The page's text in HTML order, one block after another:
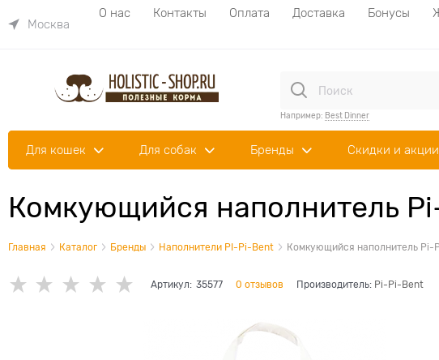
Москва
О нас Контакты Оплата Доставка Бонусы
Например: Best Dinner
Для кошек Для собак Бренды Скидки и акции
Комкующийся наполнитель
Главная Каталог Бренды Наполнители PI-Pi-Bent Комкующийся наполнитель Pi-
Артикул: 35577 0 отзывов Производитель: Pi-Pi-Bent